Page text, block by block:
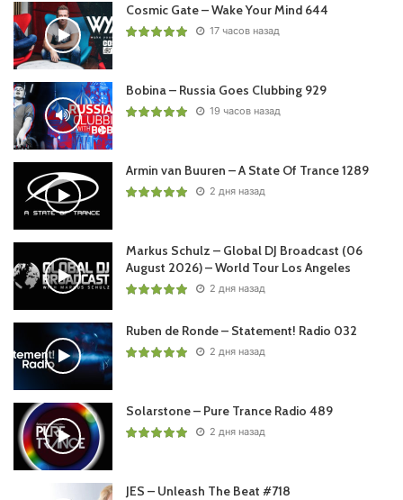
Cosmic Gate – Wake Your Mind 644
17 часов назад
Bobina – Russia Goes Clubbing 929
19 часов назад
Armin van Buuren – A State Of Trance 1289
2 дня назад
Markus Schulz – Global DJ Broadcast (06
August 2026) – World Tour Los Angeles
2 дня назад
Ruben de Ronde – Statement! Radio 032
2 дня назад
Solarstone – Pure Trance Radio 489
2 дня назад
JES – Unleash The Beat #718